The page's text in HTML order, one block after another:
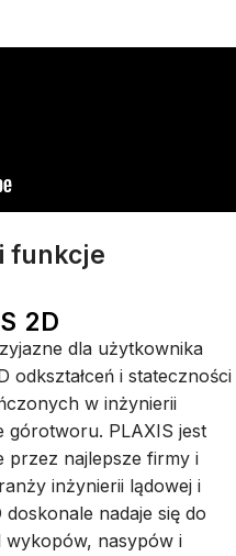
funkcje
2D
dla użytkownika
odkształceń i stateczności
w inżynierii
górotworu. PLAXIS jest
przez najlepsze firmy i
inżynierii lądowej i
nadaje się do
wykopów, nasypów i